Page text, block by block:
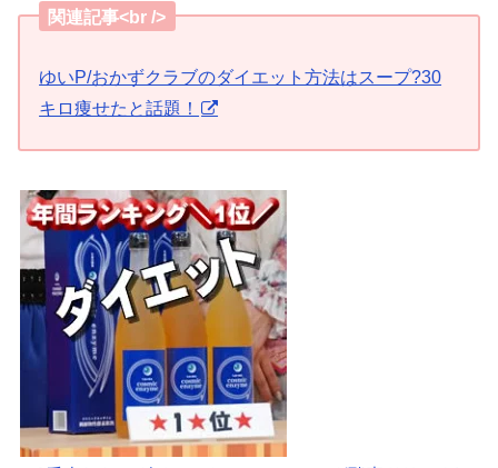
関連記事<br />
ゆいP/おかずクラブのダイエット方法はスープ?30
キロ痩せたと話題！